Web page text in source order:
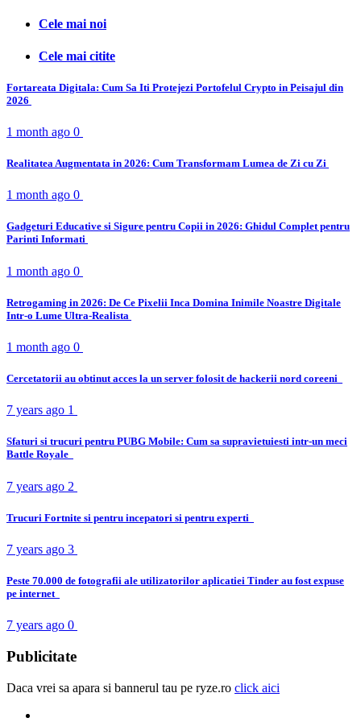
Cele mai noi
Cele mai citite
Fortareata Digitala: Cum Sa Iti Protejezi Portofelul Crypto in Peisajul din
2026
1 month ago 0
Realitatea Augmentata in 2026: Cum Transformam Lumea de Zi cu Zi
1 month ago 0
Gadgeturi Educative si Sigure pentru Copii in 2026: Ghidul Complet pentru
Parinti Informati
1 month ago 0
Retrogaming in 2026: De Ce Pixelii Inca Domina Inimile Noastre Digitale
Intr-o Lume Ultra-Realista
1 month ago 0
Cercetatorii au obtinut acces la un server folosit de hackerii nord coreeni
7 years ago 1
Sfaturi si trucuri pentru PUBG Mobile: Cum sa supravietuiesti intr-un meci
Battle Royale
7 years ago 2
Trucuri Fortnite si pentru incepatori si pentru experti
7 years ago 3
Peste 70.000 de fotografii ale utilizatorilor aplicatiei Tinder au fost expuse
pe internet
7 years ago 0
Publicitate
Daca vrei sa apara si bannerul tau pe ryze.ro click aici